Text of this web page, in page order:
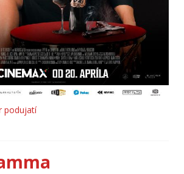
podujatí